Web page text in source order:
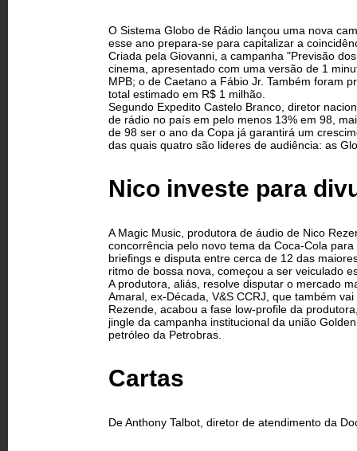
O Sistema Globo de Rádio lançou uma nova
esse ano prepara-se para capitalizar a
Criada pela Giovanni, a campanha "Previsão
cinema, apresentado com uma versão de 1
MPB; o de Caetano a Fábio Jr. Também foram
total estimado em R$ 1 milhão.
Segundo Expedito Castelo Branco, diretor
de rádio no país em pelo menos 13% em 98,
de 98 ser o ano da Copa já garantirá um
das quais quatro são lideres de audiência: as
Nico investe para
A Magic Music, produtora de áudio de Nico
concorrência pelo novo tema da Coca-Cola
briefings e disputa entre cerca de 12 das
ritmo de bossa nova, começou a ser veiculado
A produtora, aliás, resolve disputar o mercado
Amaral, ex-Década, V&S CCRJ, que também
Rezende, acabou a fase low-profile da
jingle da campanha institucional da união
petróleo da Petrobras.
Cartas
De Anthony Talbot, diretor de atendimento da